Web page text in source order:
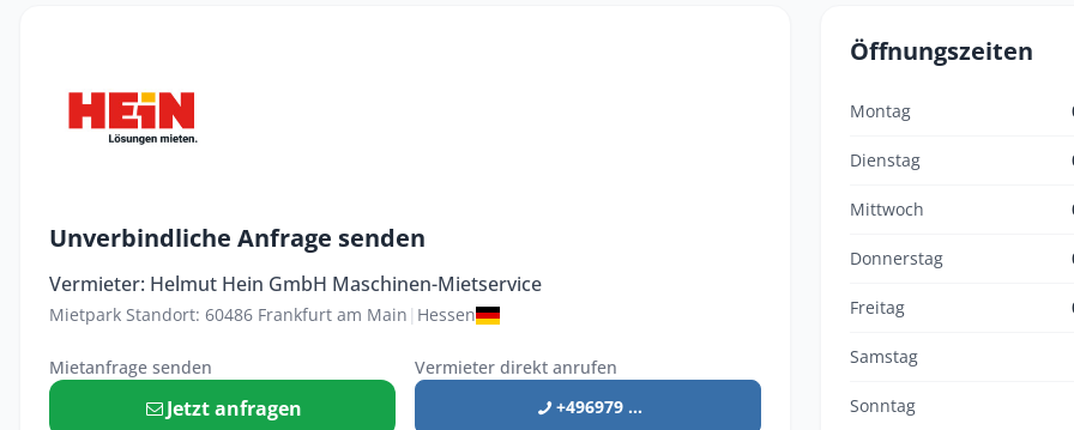
Unverbindliche Anfrage senden
Vermieter: Helmut Hein GmbH Maschinen-Mietservice
Mietpark Standort: 60486 Frankfurt am Main | Hessen
Mietanfrage senden
Jetzt anfragen
Vermieter direkt anrufen
+496979 ...
Öffnungszeiten
Montag
Dienstag
Mittwoch
Donnerstag
Freitag
Samstag
Sonntag